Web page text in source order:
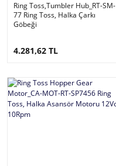
Ring Toss,Tumbler Hub_RT-SM-
77 Ring Toss, Halka Çarkı
Göbeği
4.281,62 TL